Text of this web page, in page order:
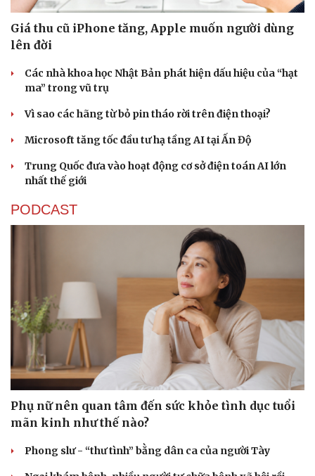
Giá thu cũ iPhone tăng, Apple muốn người dùng
lên đời
Các nhà khoa học Nhật Bản phát hiện dấu hiệu của “hạt
ma” trong vũ trụ
Vì sao các hãng từ bỏ pin tháo rời trên điện thoại?
Microsoft tăng tốc đầu tư hạ tầng AI tại Ấn Độ
Trung Quốc đưa vào hoạt động cơ sở điện toán AI lớn
nhất thế giới
PODCAST
Phụ nữ nên quan tâm đến sức khỏe tình dục tuổi
mãn kinh như thế nào?
Phong slư - “thư tình” bằng dân ca của người Tày